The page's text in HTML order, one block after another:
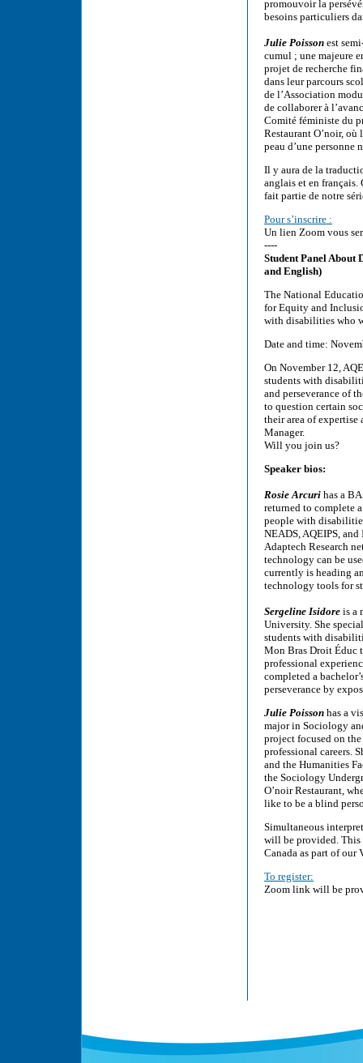
promouvoir la
besoins particuliers
Julie Poisson est
cumul ; une majeure
projet de recherche
dans leur parcours
de l’Association
de collaborer à
Comité féministe du
Restaurant O’noir, où
peau d’une personne
Il y aura de la
anglais et en français.
fait partie de notre
Pour s’inscrire :
Un lien Zoom vous
----
Student Panel About
and English)
The National
for Equity and
with disabilities who
Date and time:
On November 12,
students with
and perseverance of
to question certain
their area of
Manager.
Will you join us?
Speaker bios:
Rosie Arcuri has a
returned to complete
people with
NEADS, AQEIPS,
Adaptech Research
technology can be
currently is heading
technology tools for
Sergeline Isidore is a
University. She
students with
Mon Bras Droit Éduc
professional
completed a
perseverance by
Julie Poisson has a
major in Sociology
project focused on
professional careers.
and the Humanities
the Sociology
O’noir Restaurant,
like to be a blind
Simultaneous
will be provided. This
Canada as part of our
To register:
Zoom link will be